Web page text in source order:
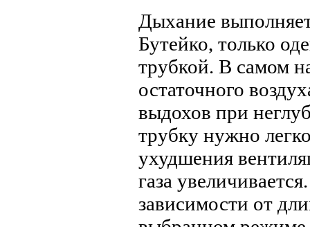
Дыхание
Бутейко, только
трубкой. В самом
остаточного
выдохов при
трубку нужно
ухудшения
газа
зависимости от